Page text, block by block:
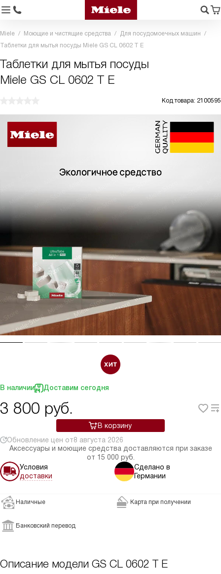
Miele Моющие и чистящие средства
Для посудомоечных машин
Таблетки для мытья посуды Miele GS CL 0602 T E
Таблетки для мытья посуды
Miele GS CL 0602 T E
Код товара: 2100595
В наличии Доставим сегодня
3 800 руб.
В корзину
Обновление цен от8 августа 2026
Аксессуары и моющие средства доставляются при заказе
от 15 000 руб.
Условия
доставки
Сделано в
Германии
Наличные Карта при получении
Банковский перевод
Описание модели GS CL 0602 T E